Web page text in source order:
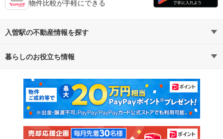
物件比較が手軽にできる
入曽駅の不動産情報を探す
不動産・住宅
新築マンション 中古マンション
新築一戸建て 中古一戸建て
注文住宅 土地
暮らしのお役立ち情報
マンションカタログ 教えて！住まいの先生